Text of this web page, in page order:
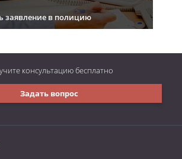
заявление в полицию
Задать вопрос
консультациюбесплатно